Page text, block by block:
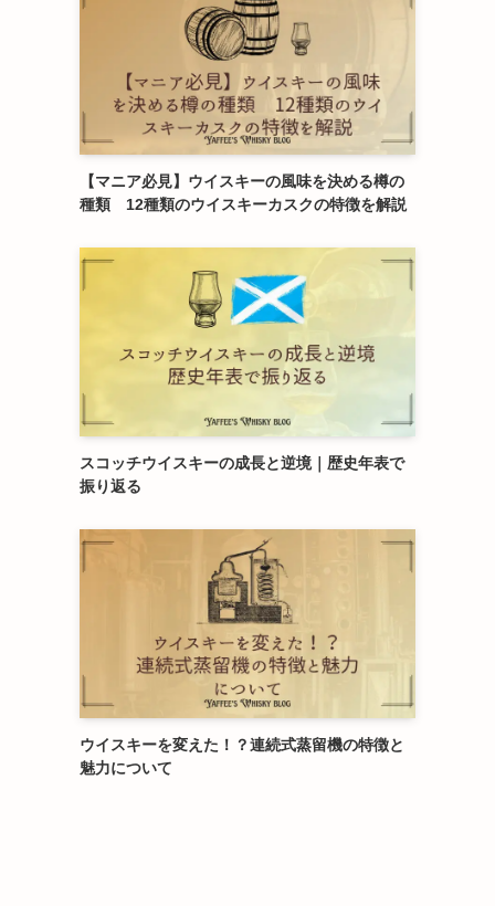
【マニア必見】ウイスキーの風味を決める樽の
種類 12種類のウイスキーカスクの特徴を解説
スコッチウイスキーの成長と逆境｜歴史年表で
振り返る
ウイスキーを変えた！？連続式蒸留機の特徴と
魅力について